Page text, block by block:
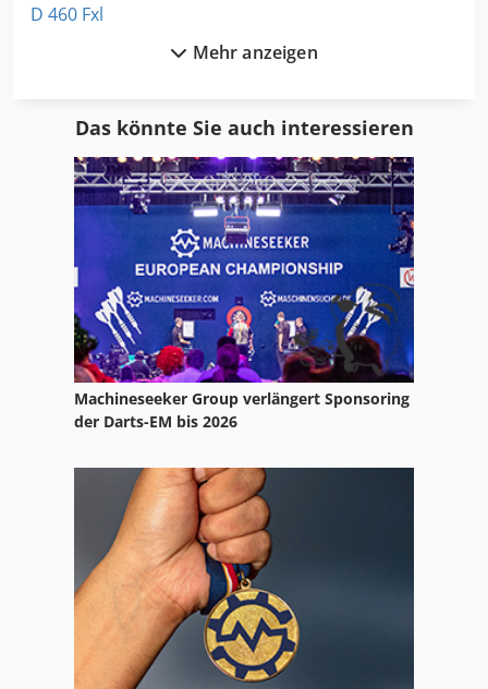
D 460 Fxl
Fngj 20
Frm D Midi
Fu 115
Fu 400
Fus 200
International 2674
Ka 77
Mehr anzeigen
Das könnte Sie auch interessieren
Machineseeker Group verlängert Sponsoring
der Darts-EM bis 2026